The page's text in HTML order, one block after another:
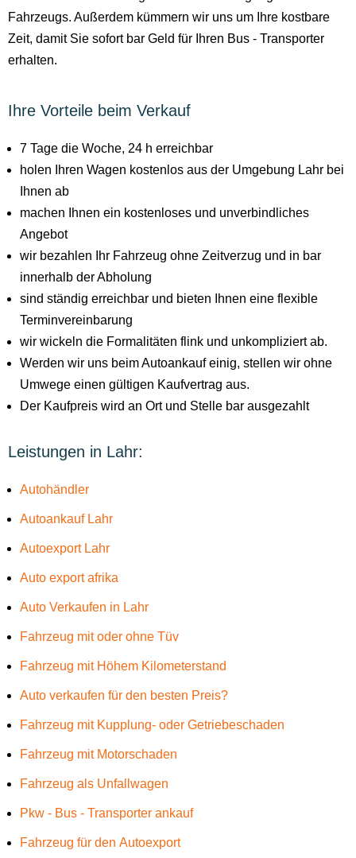
Fahrzeugs. Außerdem kümmern wir uns um Ihre kostbare
Zeit, damit Sie sofort bar Geld für Ihren Bus - Transporter
erhalten.
Ihre Vorteile beim Verkauf
7 Tage die Woche, 24 h erreichbar
holen Ihren Wagen kostenlos aus der Umgebung Lahr bei
Ihnen ab
machen Ihnen ein kostenloses und unverbindliches
Angebot
wir bezahlen Ihr Fahrzeug ohne Zeitverzug und in bar
innerhalb der Abholung
sind ständig erreichbar und bieten Ihnen eine flexible
Terminvereinbarung
wir wickeln die Formalitäten flink und unkompliziert ab.
Werden wir uns beim Autoankauf einig, stellen wir ohne
Umwege einen gültigen Kaufvertrag aus.
Der Kaufpreis wird an Ort und Stelle bar ausgezahlt
Leistungen in Lahr:
Autohändler
Autoankauf Lahr
Autoexport Lahr
Auto export afrika
Auto Verkaufen in Lahr
Fahrzeug mit oder ohne Tüv
Fahrzeug mit Höhem Kilometerstand
Auto verkaufen für den besten Preis?
Fahrzeug mit Kupplung- oder Getriebeschaden
Fahrzeug mit Motorschaden
Fahrzeug als Unfallwagen
Pkw - Bus - Transporter ankauf
Fahrzeug für den Autoexport